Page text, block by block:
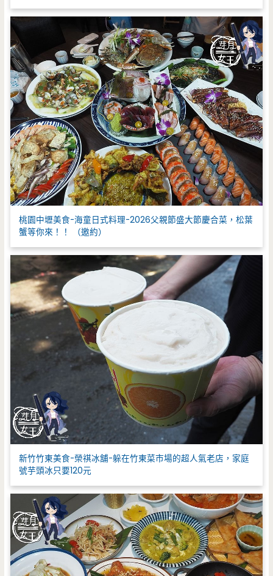
桃園中壢美食-海童日式料理-2026父親節盛大節慶合菜，松葉
蟹等你來！！ （邀約）
新竹竹東美食-榮祺冰舖-躲在竹東菜市場的超人氣老店，家庭
號芋頭冰只要120元